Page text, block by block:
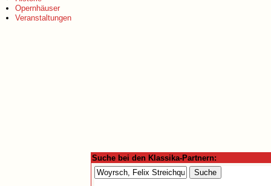
Opernhäuser
Veranstaltungen
Suche bei den Klassika-Partnern: